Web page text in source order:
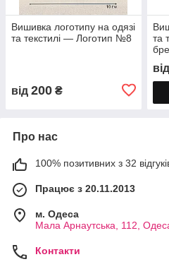
Вишивка логотипу на одязі
та текстилі — Логотип №8
від 200 ₴
та
від
Про нас
100% позитивних з 32
Працює з 20.11.2013
м. Одеса
Мала Арнаутська, 112,
Контакти